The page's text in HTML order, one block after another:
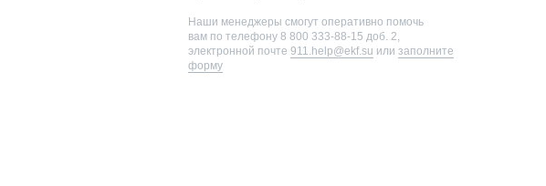
Наши менеджеры смогут оперативно помочь
вам по телефону 8 800 333-88-15 доб. 2
электронной почте 911.help@ekf.su или заполните
форму